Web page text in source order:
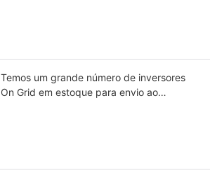
Temos um grande número de inversores
On Grid em estoque para envio ao